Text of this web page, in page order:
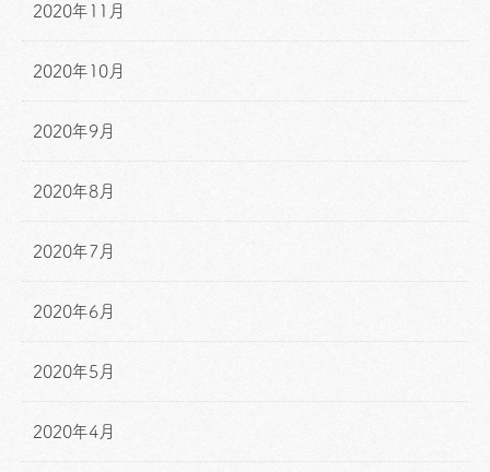
2020年11月
2020年10月
2020年9月
2020年8月
2020年7月
2020年6月
2020年5月
2020年4月